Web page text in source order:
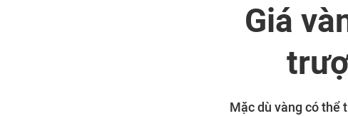
Giá
Mặc dù vàng có thể